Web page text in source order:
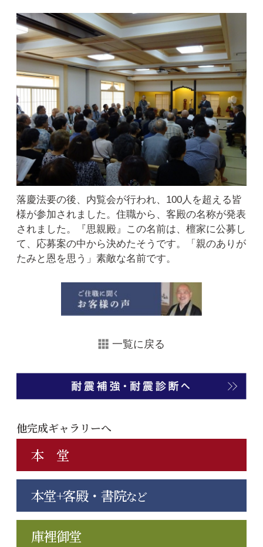
落慶法要の後、内覧会が行われ、100人を超える皆
様が参加されました。住職から、客殿の名称が発表
されました。『思親殿』この名前は、檀家に公募し
て、応募案の中から決めたそうです。「親のありが
たみと恩を思う」素敵な名前です。
一覧に戻る
他完成ギャラリーへ
本 堂
本堂+客殿・書院など
庫裡御堂